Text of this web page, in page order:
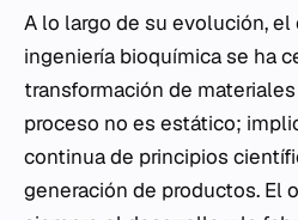
A lo largo de su evolución,
ingeniería bioquímica se ha
transformación de
proceso no es estático;
continua de principios
generación de productos. El